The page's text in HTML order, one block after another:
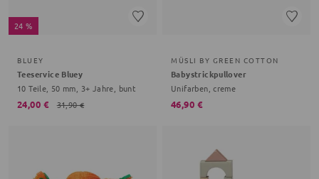
24 %
BLUEY
Teeservice Bluey
10 Teile, 50 mm, 3+ Jahre, bunt
24,00 € 31,90 €
MÜSLI BY GREEN COTTON
Babystrickpullover
Unifarben, creme
46,90 €